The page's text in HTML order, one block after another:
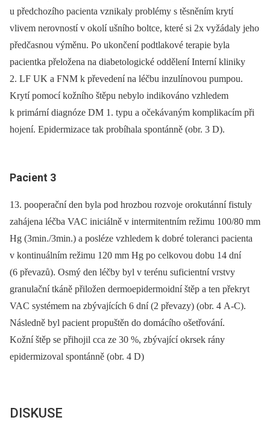
u předchozího pacienta vznikaly problémy s těsněním krytí
vlivem nerovností v okolí ušního boltce, které si 2x vyžádaly jeho
předčasnou výměnu. Po ukončení podtlakové terapie byla
pacientka přeložena na diabetologické oddělení Interní kliniky
2. LF UK a FNM k převedení na léčbu inzulínovou pumpou.
Krytí pomocí kožního štěpu nebylo indikováno vzhledem
k primární diagnóze DM 1. typu a očekávaným komplikacím při
hojení. Epidermizace tak probíhala spontánně (obr. 3 D).
Pacient 3
13. pooperační den byla pod hrozbou rozvoje orokutánní fistuly
zahájena léčba VAC iniciálně v intermitentním režimu 100/80 mm
Hg (3min./3min.) a posléze vzhledem k dobré toleranci pacienta
v kontinuálním režimu 120 mm Hg po celkovou dobu 14 dní
(6 převazů). Osmý den léčby byl v terénu suficientní vrstvy
granulační tkáně přiložen dermoepidermoidní štěp a ten překryt
VAC systémem na zbývajících 6 dní (2 převazy) (obr. 4 A-C).
Následně byl pacient propuštěn do domácího ošetřování.
Kožní štěp se přihojil cca ze 30 %, zbývající okrsek rány
epidermizoval spontánně (obr. 4 D)
DISKUSE